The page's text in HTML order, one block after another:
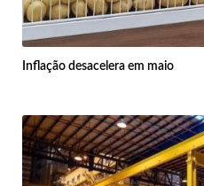
Inflação desacelera em maio